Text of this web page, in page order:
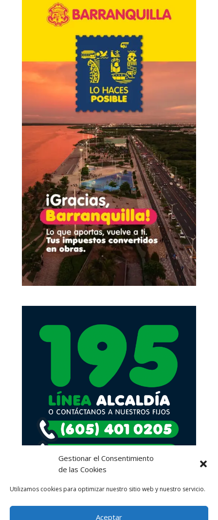
Gestionar el Consentimiento
de las Cookies
Utilizamos cookies para optimizar nuestro sitio web y nuestro servicio.
Aceptar